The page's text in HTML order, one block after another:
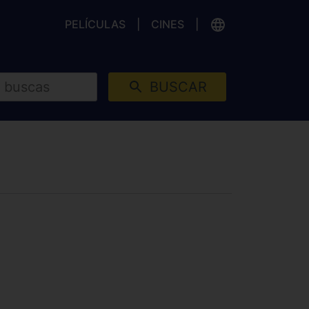
PELÍCULAS CINES
BUSCAR